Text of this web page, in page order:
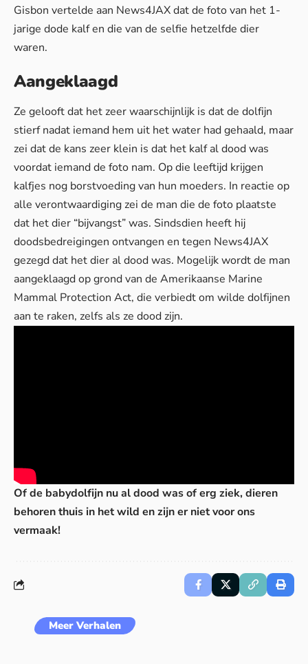
Gisbon vertelde aan News4JAX dat de foto van het 1-
jarige dode kalf en die van de selfie hetzelfde dier
waren.
Aangeklaagd
Ze gelooft dat het zeer waarschijnlijk is dat de dolfijn
stierf nadat iemand hem uit het water had gehaald, maar
zei dat de kans zeer klein is dat het kalf al dood was
voordat iemand de foto nam. Op die leeftijd krijgen
kalfjes nog borstvoeding van hun moeders. In reactie op
alle verontwaardiging zei de man die de foto plaatste
dat het dier “bijvangst” was. Sindsdien heeft hij
doodsbedreigingen ontvangen en tegen News4JAX
gezegd dat het dier al dood was. Mogelijk wordt de man
aangeklaagd op grond van de Amerikaanse Marine
Mammal Protection Act, die verbiedt om wilde dolfijnen
aan te raken, zelfs als ze dood zijn.
Of de babydolfijn nu al dood was of erg ziek, dieren
behoren thuis in het wild en zijn er niet voor ons
vermaak!
Meer Verhalen